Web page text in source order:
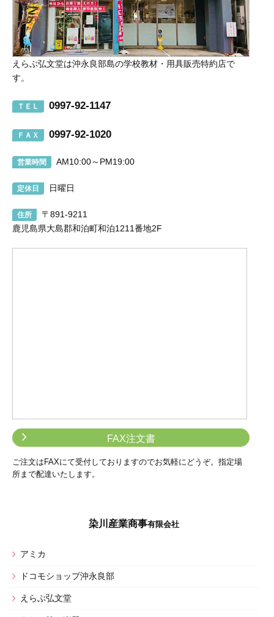
えらぶ弘文堂は沖永良部島の学校教材・用具販売特約店で
す。
ＴＥＬ 0997-92-1147
ＦＡＸ 0997-92-1020
営業時間 AM10:00～PM19:00
定休日 日曜日
住所
〒891-9211
鹿児島県大島郡和泊町和泊1211番地2F
FAX注文書
ご注文はFAXにて受付しておりますのでお気軽にどうぞ。指定場
所まで配達いたします。
染川産業商事有限会社
アミカ
ドコモショップ沖永良部
えらぶ弘文堂